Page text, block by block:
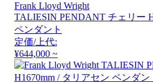
Frank Lloyd Wright
TALIESIN PENDANT チェリー
ペンダント
定価/上代:
¥644,000 ~